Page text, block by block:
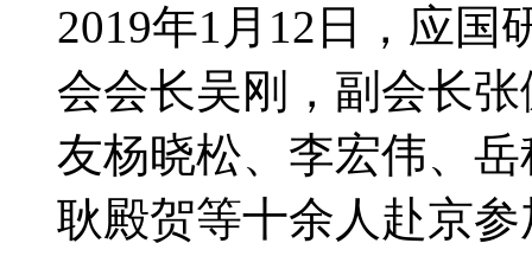
2019年1月12日，应国
会会长吴刚，副会长
友杨晓松、李宏伟、
耿殿贺等十余人赴京